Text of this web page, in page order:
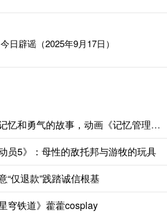
日辟谣（2025年9月17日）
犀牛配资 讲述关于记忆和勇气的故事，动画《记忆管理局》播出
员5》：母性的敌托邦与游牧的玩具
“仅退款”践踏诚信根基
穹铁道》藿藿cosplay